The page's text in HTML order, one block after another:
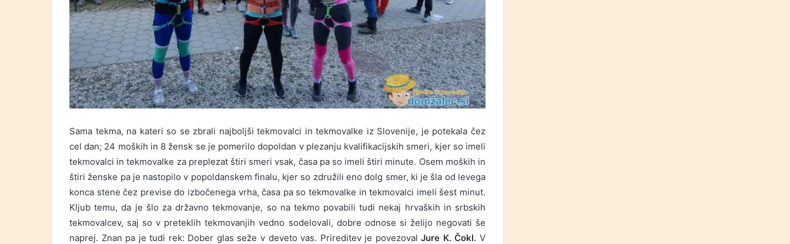
Sama tekma, na kateri so se zbrali najboljši tekmovalci in tekmovalke iz Slovenije, je potekala čez
cel dan; 24 moških in 8 žensk se je pomerilo dopoldan v plezanju kvalifikacijskih smeri, kjer so imeli
tekmovalci in tekmovalke za preplezat štiri smeri vsak, časa pa so imeli štiri minute. Osem moških in
štiri ženske pa je nastopilo v popoldanskem finalu, kjer so združili eno dolg smer, ki je šla od levega
konca stene čez previse do izbočenega vrha, časa pa so tekmovalke in tekmovalci imeli šest minut.
Kljub temu, da je šlo za državno tekmovanje, so na tekmo povabili tudi nekaj hrvaških in srbskih
tekmovalcev, saj so v preteklih tekmovanjih vedno sodelovali, dobre odnose si želijo negovati še
naprej. Znan pa je tudi rek: Dober glas seže v deveto vas. Prireditev je povezovalJure K. Čokl. V